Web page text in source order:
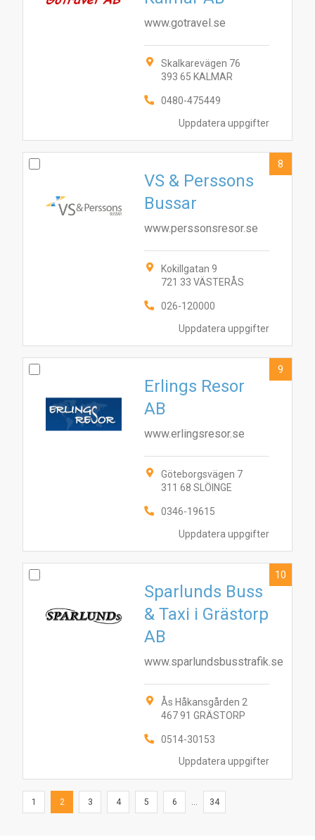
Uppdatera uppgifter
www.gotravel.se
Skalkarevägen 76
393 65 KALMAR
0480-475449
Uppdatera uppgifter
VS & Perssons
Bussar
www.perssonsresor.se
Kokillgatan 9
721 33 VÄSTERÅS
026-120000
8
Uppdatera uppgifter
Erlings Resor
AB
www.erlingsresor.se
Göteborgsvägen 7
311 68 SLÖINGE
0346-19615
9
Uppdatera uppgifter
Sparlunds Buss
& Taxi i Grästorp
AB
www.sparlundsbusstrafik.se
Ås Håkansgården 2
467 91 GRÄSTORP
0514-30153
10
1 2 3 4 5 6 ... 34